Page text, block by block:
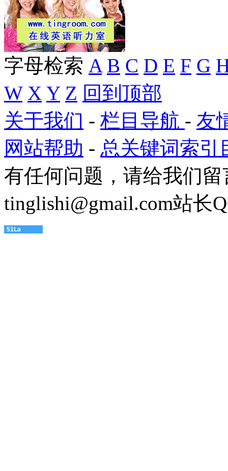
字母检索 A B C D E F G
W X Y Z 回到顶部
关于我们 - 栏目导航 - 友
网站帮助 - 总关键词索引
有任何问题，请给我们
tinglishi@gmail.com站长
51La